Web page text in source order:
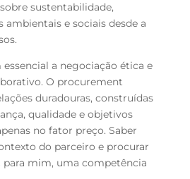
sustentabilidade,
e sociais desde a
a negociação ética e
O procurement
duradouras, construídas
qualidade e objetivos
no fator preço. Saber
do parceiro e procurar
para mim, uma competência